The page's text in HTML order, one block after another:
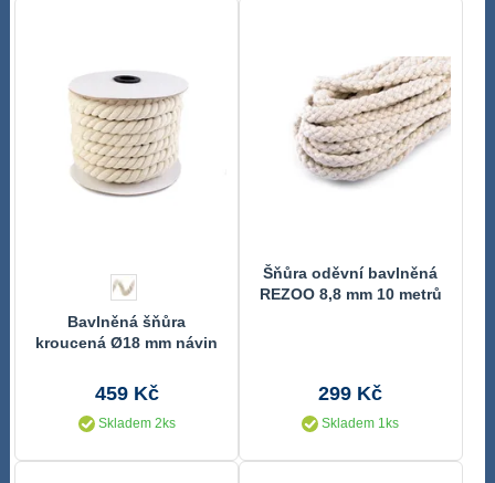
Bavlněná šňůra
kroucená Ø18 mm návin
459 Kč
Skladem 2ks
Šňůra oděvní bavlněná
REZOO 8,8 mm 10 metrů
299 Kč
Skladem 1ks